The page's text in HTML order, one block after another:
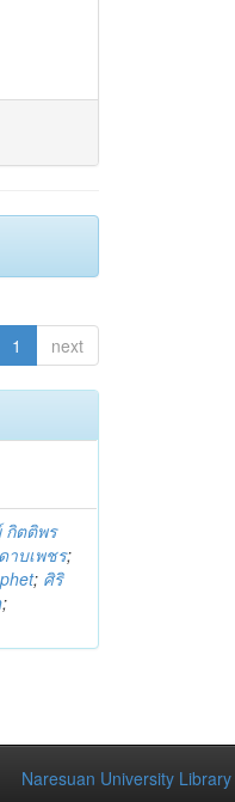
1 next
ตติพร
าบเพชร;
; ศิริ
;
Naresuan University Library